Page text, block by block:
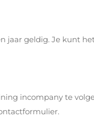
jaar geldig. Je kunt
incompany te